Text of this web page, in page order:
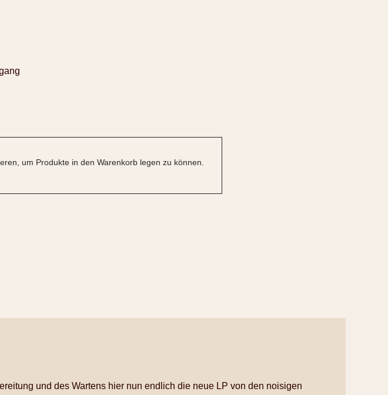
um Produkte in den Warenkorb legen zu können.
und des Wartens hier nun endlich die neue LP von den noisigen